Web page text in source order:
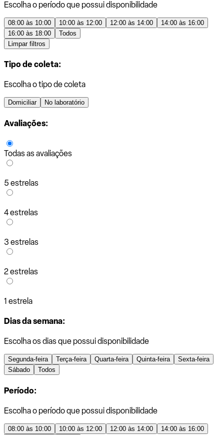
Escolha o período que possui disponibilidade
08:00 às 10:00 10:00 às 12:00 12:00 às 14:00
14:00 às 16:00
16:00 às 18:00
Todos
Limpar filtros
Tipo de coleta:
Escolha o tipo de coleta
Domiciliar No laboratório
Avaliações:
Todas as avaliações
5 estrelas
4 estrelas
3 estrelas
2 estrelas
1 estrela
Dias da semana:
Escolha os dias que possui disponibilidade
Segunda-feira Terça-feira Quarta-feira Quinta-feira
Sexta-feira
Sábado
Todos
Período:
Escolha o período que possui disponibilidade
08:00 às 10:00 10:00 às 12:00 12:00 às 14:00
14:00 às 16:00